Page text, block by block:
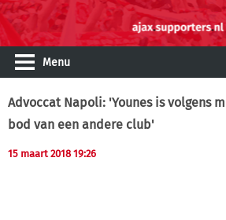
Menu
Advoccat Napoli: 'Younes is volgens
bod van een andere club'
15 maart 2018 19:26